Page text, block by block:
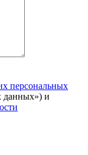
персональных
данных») и